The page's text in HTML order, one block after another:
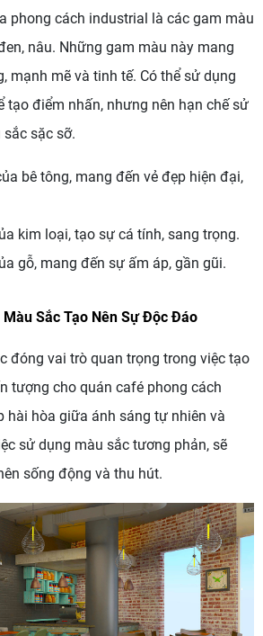
phong cách industrial là các gam màu
nâu. Những gam màu này mang
mạnh mẽ và tinh tế. Có thể sử dụng
tạo điểm nhấn, nhưng nên hạn chế sử
sặc sỡ.
bê tông, mang đến vẻ đẹp hiện đại,
kim loại, tạo sự cá tính, sang trọng.
gỗ, mang đến sự ấm áp, gần gũi.
Màu Sắc Tạo Nên Sự Độc Đáo
đóng vai trò quan trọng trong việc tạo
tượng cho quán café phong cách
hài hòa giữa ánh sáng tự nhiên và
sử dụng màu sắc tương phản, sẽ
sống động và thu hút.